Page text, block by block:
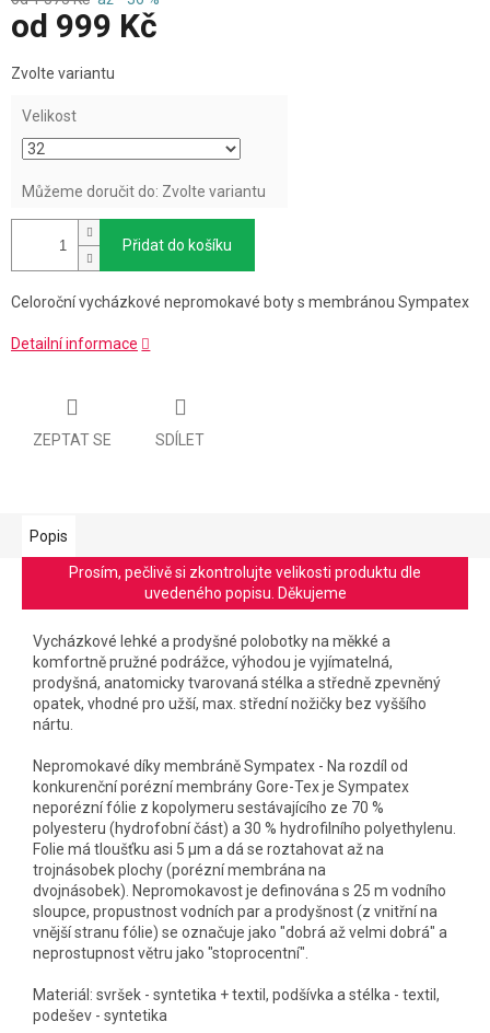
od 999 Kč
cena:
Zvolte variantu
Velikost
Můžeme doručit do: Zvolte variantu
Přidat do košíku
Celoroční vycházkové nepromokavé boty s membránou Sympatex
Detailní informace
ZEPTAT SE SDÍLET
Popis
Prosím, pečlivě si zkontrolujte velikosti produktu dle
uvedeného popisu. Děkujeme
Vycházkové lehké a prodyšné polobotky na měkké a
komfortně pružné podrážce, výhodou je vyjímatelná,
prodyšná, anatomicky tvarovaná stélka a středně zpevněný
opatek, vhodné pro užší, max. střední nožičky bez vyššího
nártu.
Nepromokavé díky membráně Sympatex - Na rozdíl od
konkurenční porézní membrány Gore-Tex je Sympatex
neporézní fólie z kopolymeru sestávajícího ze 70 %
polyesteru (hydrofobní část) a 30 % hydrofilního polyethylenu.
Folie má tloušťku asi 5 µm a dá se roztahovat až na
trojnásobek plochy (porézní membrána na
dvojnásobek). Nepromokavost je definována s 25 m vodního
sloupce, propustnost vodních par a prodyšnost (z vnitřní na
vnější stranu fólie) se označuje jako "dobrá až velmi dobrá" a
neprostupnost větru jako "stoprocentní".
Materiál: svršek - syntetika + textil, podšívka a stélka - textil,
podešev - syntetika